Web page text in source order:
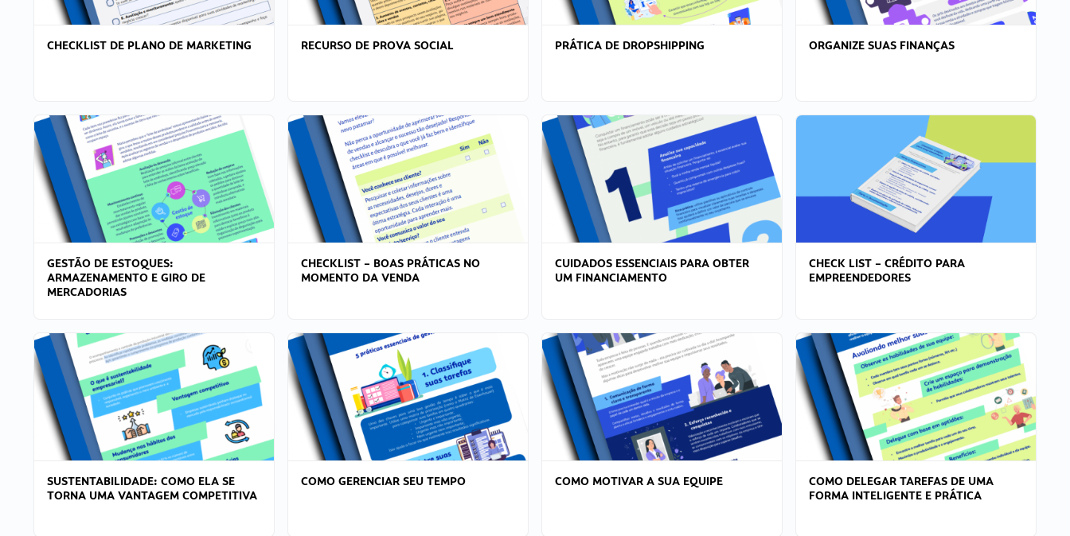
CHECKLIST DE PLANO DE MARKETING RECURSO DE PROVA SOCIAL PRÁTICA DE DROPSHIPPING ORGANIZE SUAS FINANÇAS
GESTÃO DE ESTOQUES:
ARMAZENAMENTO E GIRO DE
MERCADORIAS
CHECKLIST – BOAS PRÁTICAS NO
MOMENTO DA VENDA
CUIDADOS ESSENCIAIS PARA OBTER
UM FINANCIAMENTO
CHECK LIST – CRÉDITO PARA
EMPREENDEDORES
SUSTENTABILIDADE: COMO ELA SE
TORNA UMA VANTAGEM COMPETITIVA
COMO GERENCIAR SEU TEMPO COMO MOTIVAR A SUA EQUIPE
COMO DELEGAR TAREFAS DE UMA
FORMA INTELIGENTE E PRÁTICA